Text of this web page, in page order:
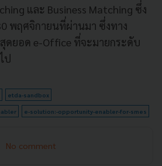
และ Business Matching ซึ่ง
พฤศจิกายนที่ผ่านมา ซึ่งทาง
ดยอด e-Office ที่จะมายกระดับ
ป
etda-sandbox
e-solution:-opportunity-enabler-for-smes
No comment